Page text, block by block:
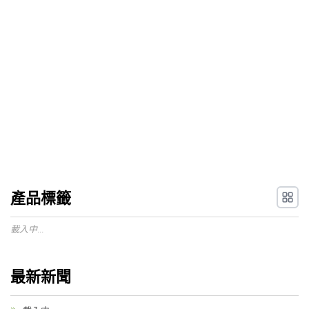
產品標籤
載入中...
最新新聞